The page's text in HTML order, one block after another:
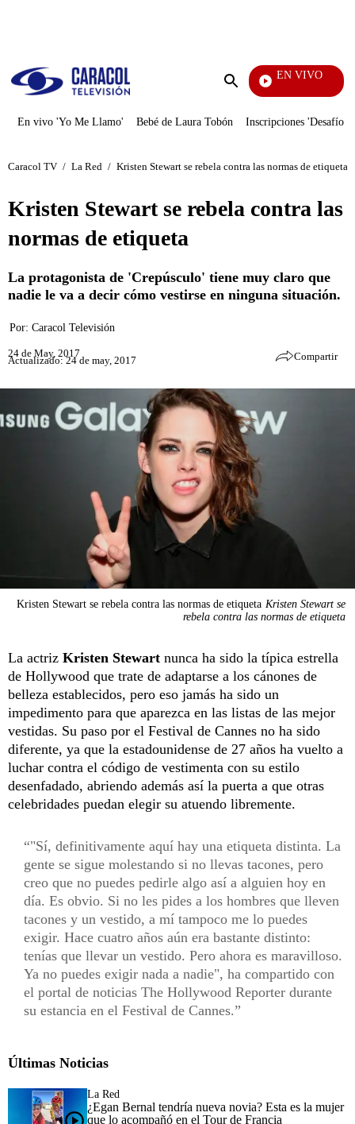
Enviar
EN VIVO
En vivo 'Yo Me Llamo' Bebé de Laura Tobón Inscripciones 'Desafío'
Caracol TV / La Red / Kristen Stewart se rebela contra las normas de etiqueta
Kristen Stewart se rebela contra las
normas de etiqueta
La protagonista de 'Crepúsculo' tiene muy claro que
nadie le va a decir cómo vestirse en ninguna situación.
Por: Caracol Televisión
24 de May, 2017
Actualizado: 24 de may, 2017 Compartir
Kristen Stewart se rebela contra las normas de etiqueta Kristen Stewart se
rebela contra las normas de etiqueta
La actriz Kristen Stewart nunca ha sido la típica estrella
de Hollywood que trate de adaptarse a los cánones de
belleza establecidos, pero eso jamás ha sido un
impedimento para que aparezca en las listas de las mejor
vestidas. Su paso por el Festival de Cannes no ha sido
diferente, ya que la estadounidense de 27 años ha vuelto a
luchar contra el código de vestimenta con su estilo
desenfadado, abriendo además así la puerta a que otras
celebridades puedan elegir su atuendo libremente.
"Sí, definitivamente aquí hay una etiqueta distinta. La
gente se sigue molestando si no llevas tacones, pero
creo que no puedes pedirle algo así a alguien hoy en
día. Es obvio. Si no les pides a los hombres que lleven
tacones y un vestido, a mí tampoco me lo puedes
exigir. Hace cuatro años aún era bastante distinto:
tenías que llevar un vestido. Pero ahora es maravilloso.
Ya no puedes exigir nada a nadie", ha compartido con
el portal de noticias The Hollywood Reporter durante
su estancia en el Festival de Cannes.
Últimas Noticias
La Red
¿Egan Bernal tendría nueva novia? Esta es la mujer
que lo acompañó en el Tour de Francia